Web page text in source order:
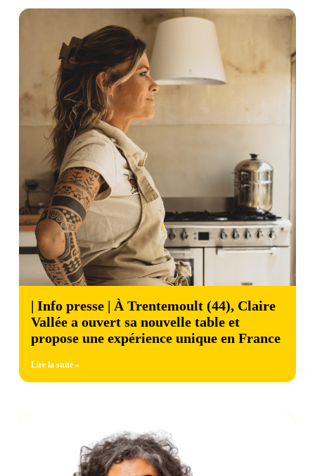
| Info presse | À Trentemoult (44), Claire
Vallée a ouvert sa nouvelle table et
propose une expérience unique en France
Lire la suite »